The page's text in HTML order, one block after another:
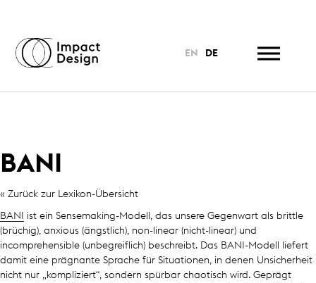
EN DE
BANI
« Zurück zur Lexikon-Übersicht
BANI
ist ein Sensemaking-Modell, das unsere Gegenwart als brittle
(brüchig), anxious (ängstlich), non-linear (nicht-linear) und
incomprehensible (unbegreiflich) beschreibt. Das BANI-Modell liefert
damit eine prägnante Sprache für Situationen, in denen Unsicherheit
nicht nur „kompliziert“, sondern spürbar chaotisch wird. Geprägt